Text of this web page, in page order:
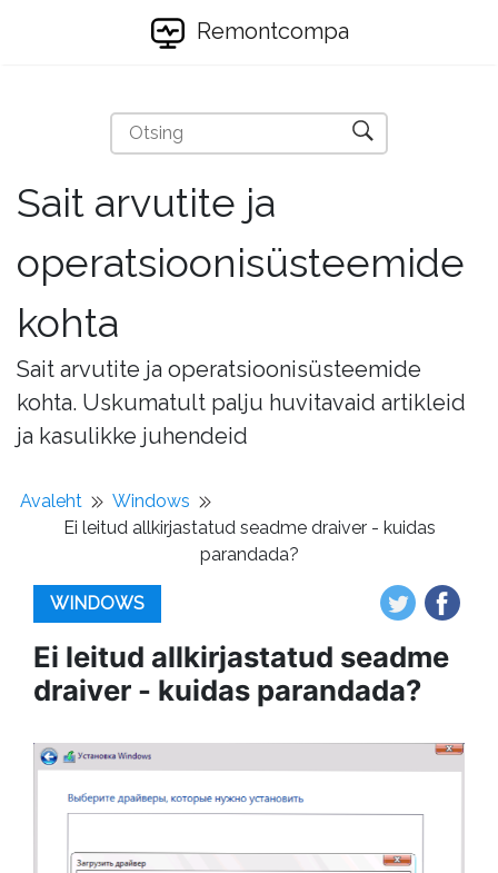
Remontcompa
Sait arvutite ja
operatsioonisüsteemide
kohta
Sait arvutite ja operatsioonisüsteemide
kohta. Uskumatult palju huvitavaid artikleid
ja kasulikke juhendeid
Avaleht
Windows
Ei leitud allkirjastatud seadme draiver - kuidas
parandada?
WINDOWS
Ei leitud allkirjastatud seadme
draiver - kuidas parandada?